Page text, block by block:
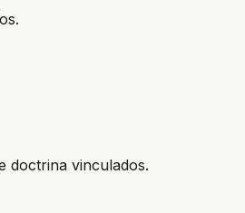
doctrina vinculados.